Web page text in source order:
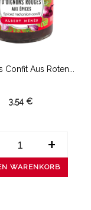
Aus Roten...
3,54 €
+
WARENKORB